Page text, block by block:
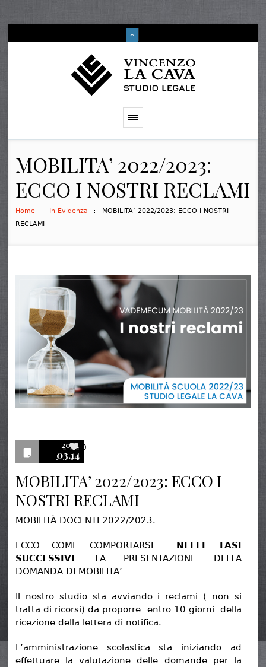
MOBILITA’ 2022/2023:
ECCO I NOSTRI RECLAMI
Home In Evidenza
MOBILITA’ 2022/2023: ECCO I NOSTRI
RECLAMI
2022
03.14
0
MOBILITA’ 2022/2023: ECCO I
NOSTRI RECLAMI
MOBILITÀ DOCENTI 2022/2023.
ECCO COME COMPORTARSI NELLE FASI
SUCCESSIVE LA PRESENTAZIONE DELLA
DOMANDA DI MOBILITA’
Il nostro studio sta avviando i reclami ( non si
tratta di ricorsi) da proporre entro 10 giorni della
ricezione della lettera di notifica.
L’amministrazione scolastica sta iniziando ad
effettuare la valutazione delle domande per la